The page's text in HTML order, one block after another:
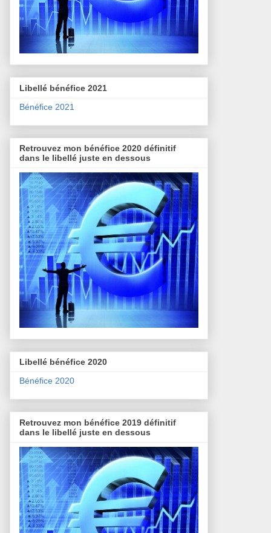
Libellé bénéfice 2021
Bénéfice 2021
Retrouvez mon bénéfice 2020 définitif
dans le libellé juste en dessous
Libellé bénéfice 2020
Bénéfice 2020
Retrouvez mon bénéfice 2019 définitif
dans le libellé juste en dessous